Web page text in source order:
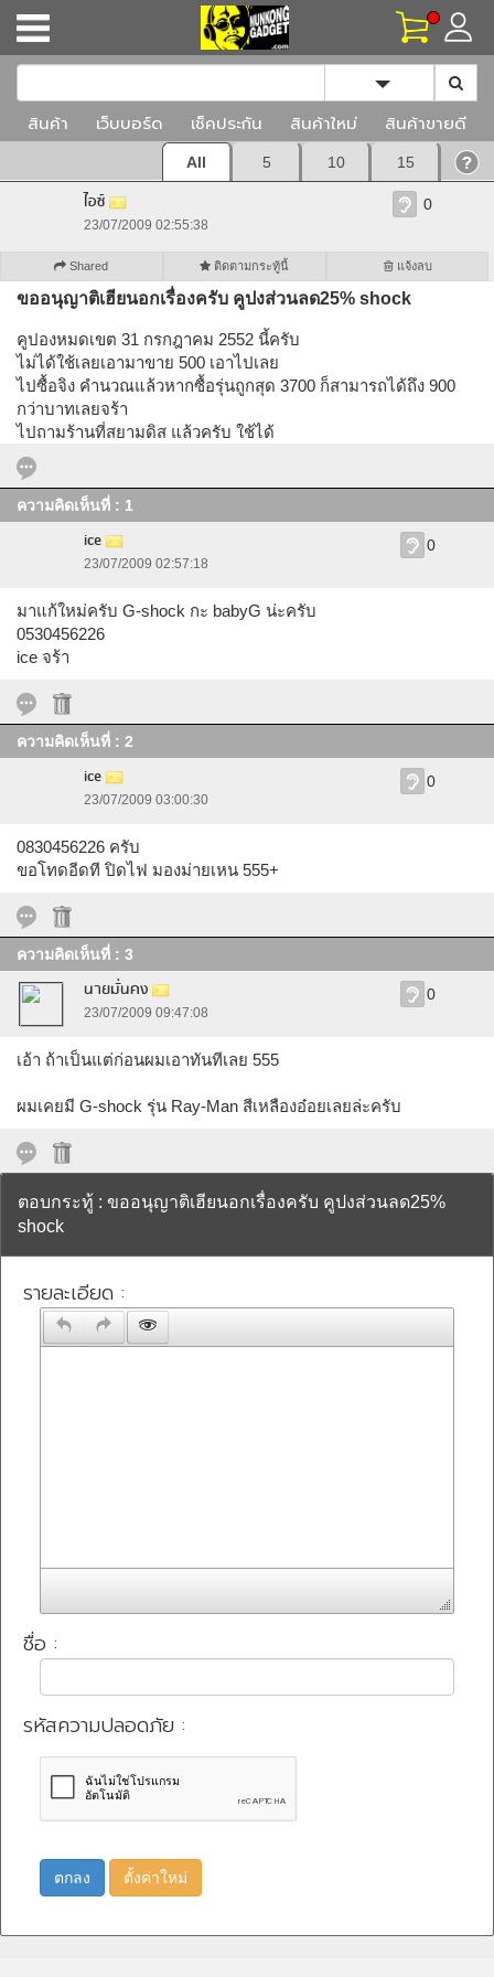
Toggle
สินค้า เว็บบอร์ด เช็คประกัน สินค้าใหม่ สินค้าขายดี
All 5 10 15
ไอซ์
23/07/2009 02:55:38
0
Shared ติดตามกระทู้นี้ แจ้งลบ
ขออนุญาติเฮียนอกเรื่องครับ คูปงส่วนลด25% shock
คูปองหมดเขต 31 กรกฎาคม 2552 นี้ครับ
ไม่ได้ใช้เลยเอามาขาย 500 เอาไปเลย
ไปซื้อจิง คำนวณแล้วหากซื้อรุ่นถูกสุด 3700 ก็สามารถได้ถึง 900
กว่าบาทเลยจร้า
ไปถามร้านที่สยามดิส แล้วครับ ใช้ได้
ความคิดเห็นที่ : 1
ice
23/07/2009 02:57:18
0
มาแก้ใหม่ครับ G-shock กะ babyG น่ะครับ
0530456226
ice จร้า
ความคิดเห็นที่ : 2
ice
23/07/2009 03:00:30
0
0830456226 ครับ
ขอโทดอีดที ปิดไฟ มองม่ายเหน 555+
ความคิดเห็นที่ : 3
นายมั่นคง
23/07/2009 09:47:08
0
เอ้า ถ้าเป็นแต่ก่อนผมเอาทันทีเลย 555
ผมเคยมี G-shock รุ่น Ray-Man สีเหลืองอ๋อยเลยล่ะครับ
ตอบกระทู้ : ขออนุญาติเฮียนอกเรื่องครับ คูปงส่วนลด25%
shock
รายละเอียด :
ชื่อ :
รหัสความปลอดภัย :
ตกลง ตั้งค่าใหม่